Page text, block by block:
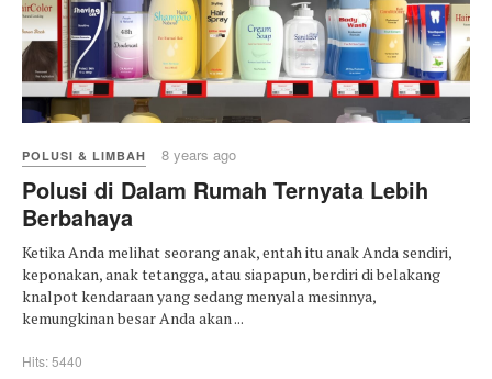
POLUSI & LIMBAH 8 years ago
Polusi di Dalam Rumah Ternyata Lebih
Berbahaya
Ketika Anda melihat seorang anak, entah itu anak Anda sendiri,
keponakan, anak tetangga, atau siapapun, berdiri di belakang
knalpot kendaraan yang sedang menyala mesinnya,
kemungkinan besar Anda akan ...
Hits: 5440